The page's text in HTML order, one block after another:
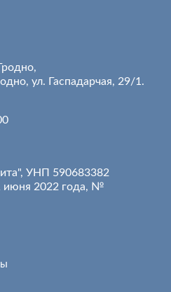
ул. Гаспадарчая, 29/1.
УНП 590683382
июня 2022 года, №